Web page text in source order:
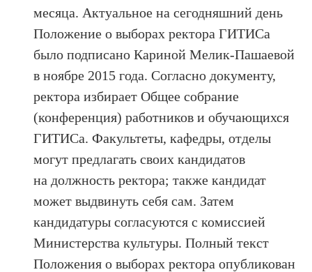
месяца. Актуальное на сегодняшний день
Положение о выборах ректора ГИТИСа
было подписано Кариной Мелик-Пашаевой
в ноябре 2015 года. Согласно документу,
ректора избирает Общее собрание
(конференция) работников и обучающихся
ГИТИСа. Факультеты, кафедры, отделы
могут предлагать своих кандидатов
на должность ректора; также кандидат
может выдвинуть себя сам. Затем
кандидатуры согласуются с комиссией
Министерства культуры. Полный текст
Положения о выборах ректора опубликован